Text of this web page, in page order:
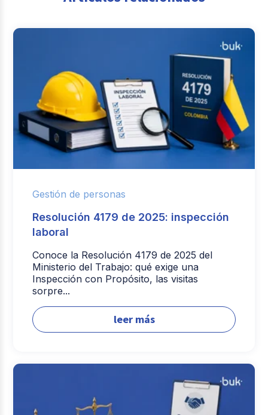
Gestión de personas
Resolución 4179 de 2025: inspección
laboral
Conoce la Resolución 4179 de 2025 del
Ministerio del Trabajo: qué exige una
Inspección con Propósito, las visitas
sorpre...
leer más